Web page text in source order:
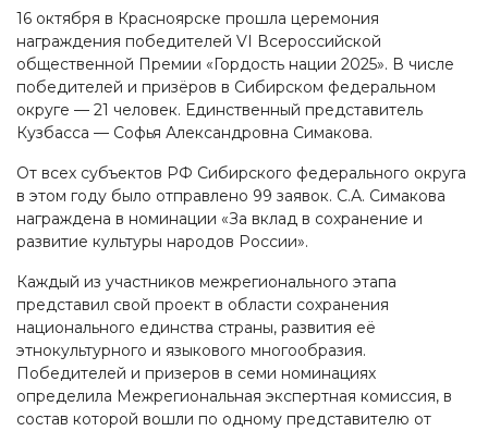
16 октября в Красноярске прошла церемония
награждения победителей VI Всероссийской
общественной Премии «Гордость нации 2025». В числе
победителей и призёров в Сибирском федеральном
округе — 21 человек. Единственный представитель
Кузбасса — Софья Александровна Симакова.
От всех субъектов РФ Сибирского федерального округа
в этом году было отправлено 99 заявок. С.А. Симакова
награждена в номинации «За вклад в сохранение и
развитие культуры народов России».
Каждый из участников межрегионального этапа
представил свой проект в области сохранения
национального единства страны, развития её
этнокультурного и языкового многообразия.
Победителей и призеров в семи номинациях
определила Межрегиональная экспертная комиссия, в
состав которой вошли по одному представителю от